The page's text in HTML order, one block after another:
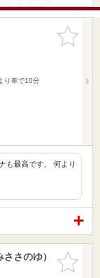
お気に入
りに追加
り車で10分
も最高です。 何より
お気に入
りに追加
さのゆ）